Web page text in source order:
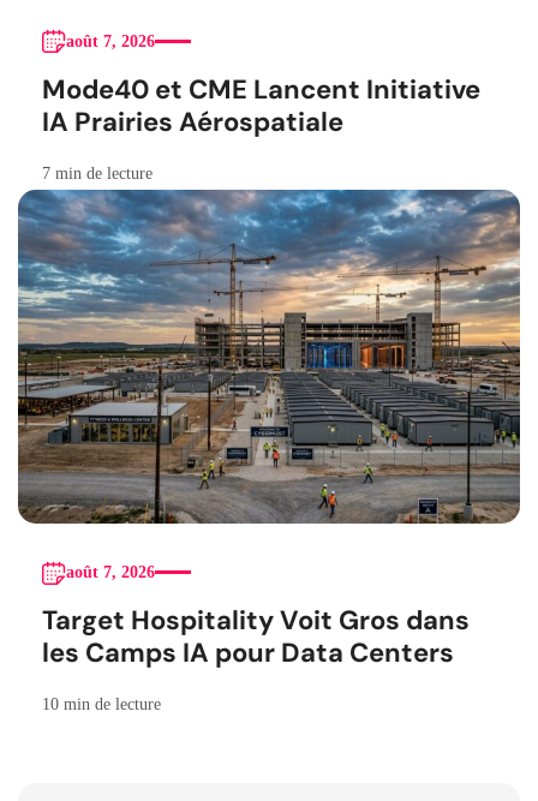
août 7, 2026
Mode40 et CME Lancent Initiative
IA Prairies Aérospatiale
7 min de lecture
août 7, 2026
Target Hospitality Voit Gros dans
les Camps IA pour Data Centers
10 min de lecture